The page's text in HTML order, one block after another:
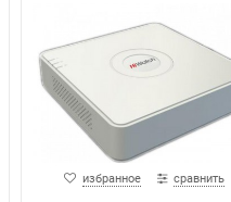
избранное сравнить